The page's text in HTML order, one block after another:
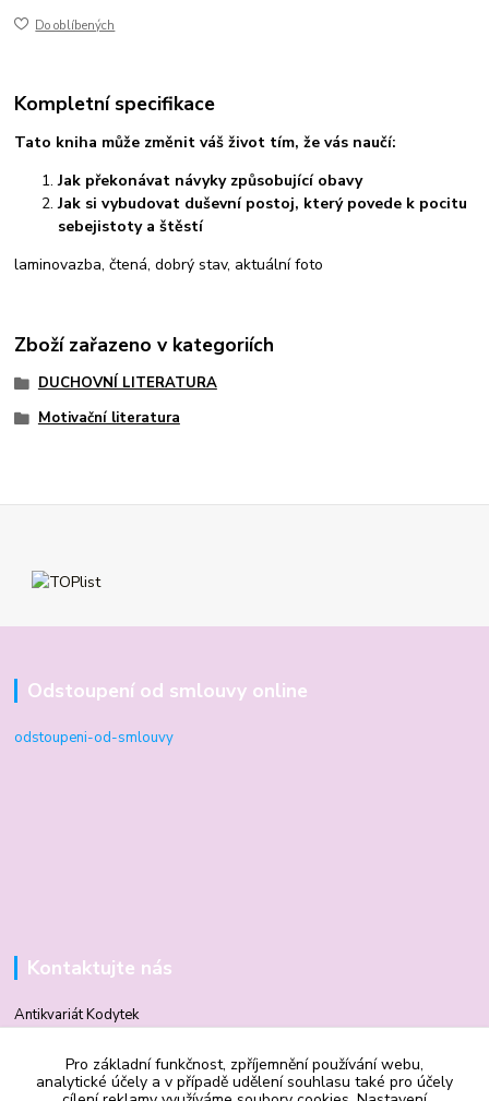
Do oblíbených
Kompletní specifikace
Tato kniha může změnit váš život tím, že vás naučí:
Jak překonávat návyky způsobující obavy
Jak si vybudovat duševní postoj, který povede k pocitu
sebejistoty a štěstí
laminovazba, čtená, dobrý stav, aktuální foto
Zboží zařazeno v kategoriích
DUCHOVNÍ LITERATURA
Motivační literatura
Odstoupení od smlouvy online
odstoupeni-od-smlouvy
Kontaktujte nás
Antikvariát Kodytek
Mgr. Vilma Kodytková
Pro základní funkčnost, zpříjemnění používání webu,
analytické účely a v případě udělení souhlasu také pro účely